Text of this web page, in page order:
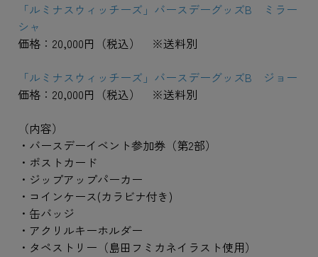
「ルミナスウィッチーズ」バースデーグッズB ミラー
シャ
価格：20,000円（税込） ※送料別
「ルミナスウィッチーズ」バースデーグッズB ジョー
価格：20,000円（税込） ※送料別
（内容）
・バースデーイベント参加券（第2部）
・ポストカード
・ジップアップパーカー
・コインケース(カラビナ付き)
・缶バッジ
・アクリルキーホルダー
・タペストリー（島田フミカネイラスト使用）